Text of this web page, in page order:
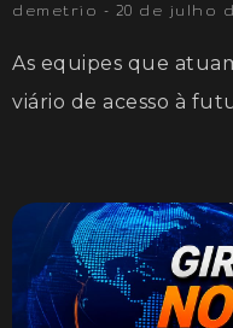
demetrio 20 de julho
As equipes que
viário de acesso à